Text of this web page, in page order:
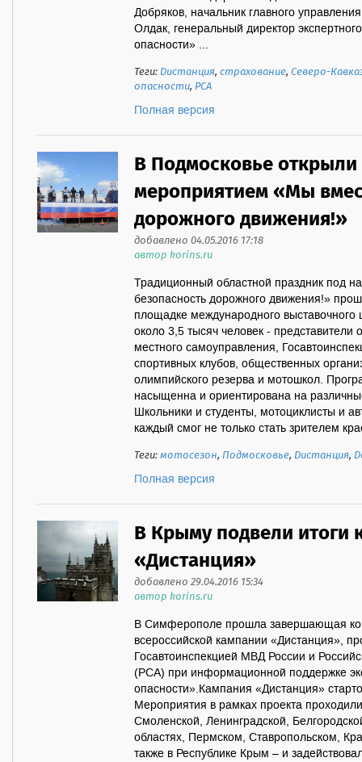
Добряков, начальник главного
Олдак, генеральный директор
опасности» ...
Теги:Дистанция,страхование,Северо-
опасности, РСА
Полная версия
В Подмосковье
мероприятием «Мы
дорожного движения!»
добавлено 04.05.2016 17:18
автор korins.ru
Традиционный областной праздник под
безопасность дорожного движения!»
площадке международного выставочного
около 3,5 тысяч человек - представители
местного самоуправления,
спортивных клубов, общественных
олимпийского резерва и мотошкол.
насыщенна и ориентирована на
Школьники и студенты, мотоциклисты и
каждый смог не только стать зрителем
Теги:мотосезон, Подмосковье, Дистанция,
Полная версия
В Крыму подвели итоги
«Дистанция»
добавлено 29.04.2016 15:34
автор korins.ru
В Симферополе прошла завершающая
всероссийской кампании «Дистанция»,
Госавтоинспекцией МВД России и
(РСА) при информационной поддержке
опасности».Кампания «Дистанция»
Мероприятия в рамках проекта
Смоленской, Ленинградской,
областях, Пермском, Ставропольском,
также в Республике Крым – и